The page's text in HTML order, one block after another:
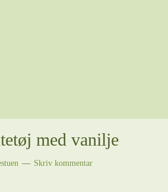
med vanilje
Skriv kommentar